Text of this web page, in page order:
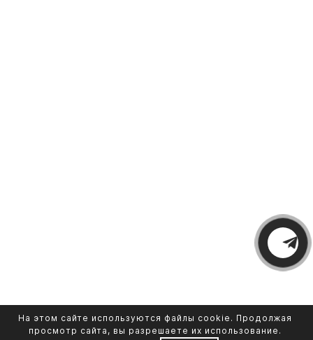
На этом сайте используются файлы cookie. Продолжая
просмотр сайта, вы разрешаете их использование.